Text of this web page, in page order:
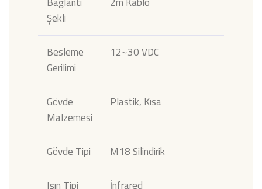
Şekli
Besleme
Gerilimi
12~30 VDC
Gövde
Malzemesi
Plastik, Kısa
Gövde Tipi M18 Silindirik
Işın Tipi İnfrared